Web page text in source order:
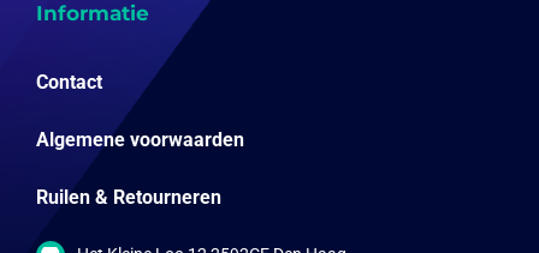
Informatie
Contact
Algemene voorwaarden
Ruilen & Retourneren